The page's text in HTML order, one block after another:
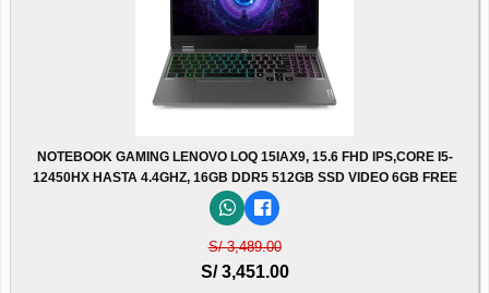
NOTEBOOK GAMING LENOVO LOQ 15IAX9, 15.6 FHD IPS,CORE I5-
12450HX HASTA 4.4GHZ, 16GB DDR5 512GB SSD VIDEO 6GB FREE
S/ 3,489.00
S/ 3,451.00